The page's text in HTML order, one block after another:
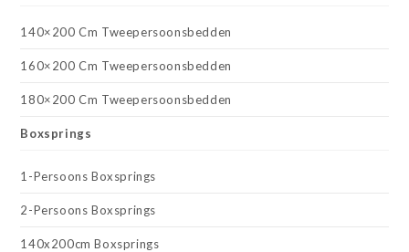
140×200 Cm Tweepersoonsbedden
160×200 Cm Tweepersoonsbedden
180×200 Cm Tweepersoonsbedden
Boxsprings
1-Persoons Boxsprings
2-Persoons Boxsprings
140x200cm Boxsprings